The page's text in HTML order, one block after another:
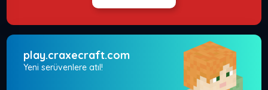
play.craxecraft.com
Yeni serüvenlere atıl!